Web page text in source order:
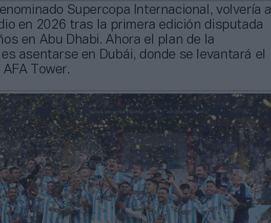
Supercopa Internacional, volvería a
en 2026 tras la primera edición disputada
en Abu Dhabi. Ahora el plan de la
asentarse en Dubái, donde se levantará el
Tower.